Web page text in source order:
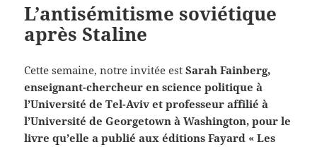
L’antisémitisme soviétique
après Staline
Cette semaine, notre invitée estSarah Fainberg,
enseignant-chercheur en science politique à
l’Université de Tel-Aviv et professeur affilié à
l’Université de Georgetown à Washington, pour le
livre qu’elle a publié aux éditions Fayard « Les